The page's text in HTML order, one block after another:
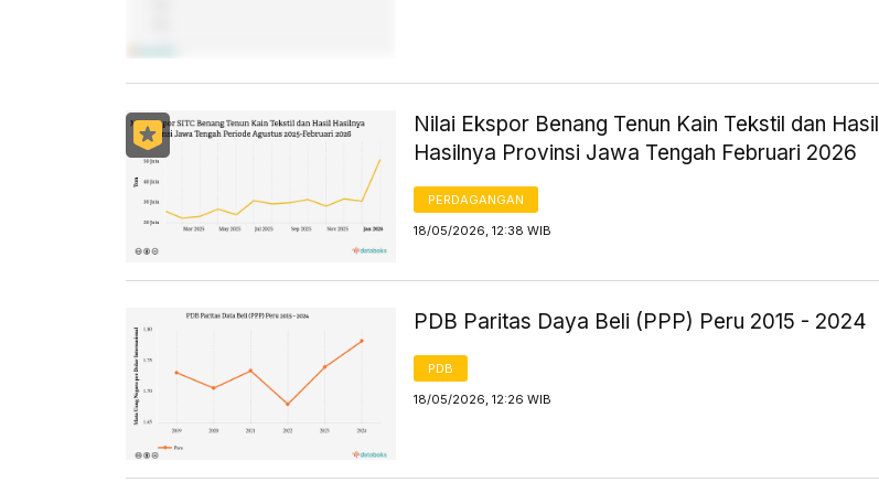
Nilai Ekspor Benang Tenun Kain Tekstil dan Hasil
Hasilnya Provinsi Jawa Tengah Februari 2026
PERDAGANGAN
18/05/2026, 12:38 WIB
PDB Paritas Daya Beli (PPP) Peru 2015 - 2024
PDB
18/05/2026, 12:26 WIB